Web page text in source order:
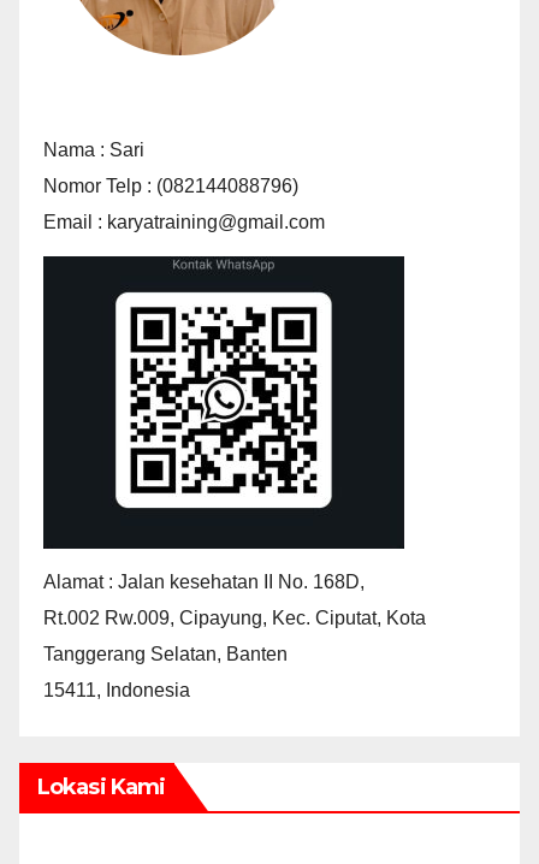
Nama : Sari
Nomor Telp : (082144088796)
Email : karyatraining@gmail.com
Alamat : Jalan kesehatan II No. 168D,
Rt.002 Rw.009, Cipayung, Kec. Ciputat, Kota
Tanggerang Selatan, Banten
15411, Indonesia
Lokasi Kami